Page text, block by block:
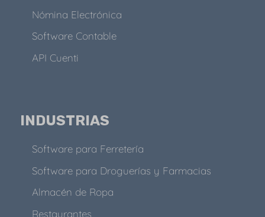
Nómina Electrónica
Software Contable
API Cuenti
INDUSTRIAS
Software para Ferretería
Software para Droguerías y Farmacias
Almacén de Ropa
Restaurantes